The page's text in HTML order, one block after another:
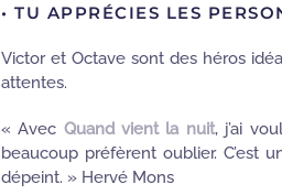
• TU APPRÉCIES LES
Victor et Octave sont des héros
attentes.
« Avec Quand vient la nuit, j’ai
beaucoup préfèrent oublier. C’est
dépeint. » Hervé Mons